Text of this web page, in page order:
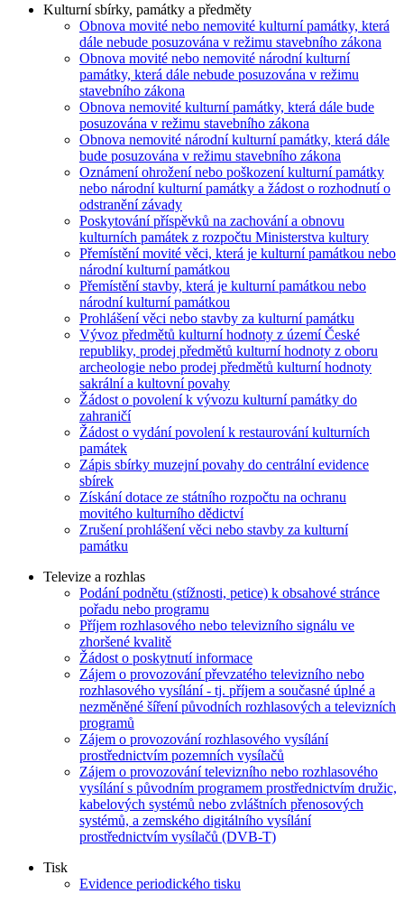
Kulturní sbírky, památky a předměty
Obnova movité nebo nemovité kulturní památky, která
dále nebude posuzována v režimu stavebního zákona
Obnova movité nebo nemovité národní kulturní
památky, která dále nebude posuzována v režimu
stavebního zákona
Obnova nemovité kulturní památky, která dále bude
posuzována v režimu stavebního zákona
Obnova nemovité národní kulturní památky, která dále
bude posuzována v režimu stavebního zákona
Oznámení ohrožení nebo poškození kulturní památky
nebo národní kulturní památky a žádost o rozhodnutí o
odstranění závady
Poskytování příspěvků na zachování a obnovu
kulturních památek z rozpočtu Ministerstva kultury
Přemístění movité věci, která je kulturní památkou nebo
národní kulturní památkou
Přemístění stavby, která je kulturní památkou nebo
národní kulturní památkou
Prohlášení věci nebo stavby za kulturní památku
Vývoz předmětů kulturní hodnoty z území České
republiky, prodej předmětů kulturní hodnoty z oboru
archeologie nebo prodej předmětů kulturní hodnoty
sakrální a kultovní povahy
Žádost o povolení k vývozu kulturní památky do
zahraničí
Žádost o vydání povolení k restaurování kulturních
památek
Zápis sbírky muzejní povahy do centrální evidence
sbírek
Získání dotace ze státního rozpočtu na ochranu
movitého kulturního dědictví
Zrušení prohlášení věci nebo stavby za kulturní
památku
Televize a rozhlas
Podání podnětu (stížnosti, petice) k obsahové stránce
pořadu nebo programu
Příjem rozhlasového nebo televizního signálu ve
zhoršené kvalitě
Žádost o poskytnutí informace
Zájem o provozování převzatého televizního nebo
rozhlasového vysílání - tj. příjem a současné úplné a
nezměněné šíření původních rozhlasových a televizních
programů
Zájem o provozování rozhlasového vysílání
prostřednictvím pozemních vysílačů
Zájem o provozování televizního nebo rozhlasového
vysílání s původním programem prostřednictvím družic,
kabelových systémů nebo zvláštních přenosových
systémů, a zemského digitálního vysílání
prostřednictvím vysílačů (DVB-T)
Tisk
Evidence periodického tisku